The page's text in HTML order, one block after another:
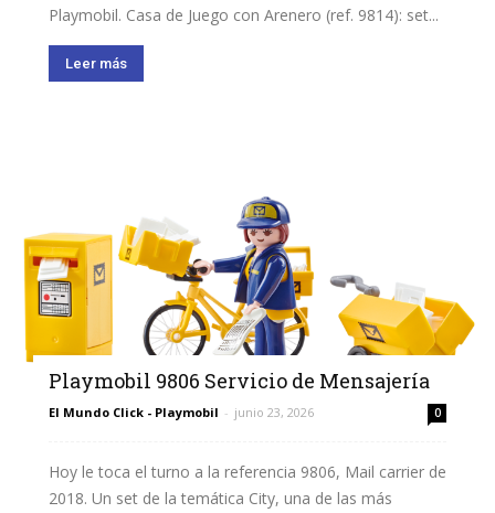
Playmobil. Casa de Juego con Arenero (ref. 9814): set...
Leer más
Playmobil 9806 Servicio de Mensajería
El Mundo Click - Playmobil - junio 23, 2026 0
Hoy le toca el turno a la referencia 9806, Mail carrier de
2018. Un set de la temática City, una de las más